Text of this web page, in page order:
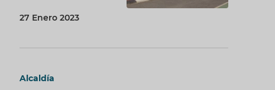
27 Enero 2023
Alcaldía